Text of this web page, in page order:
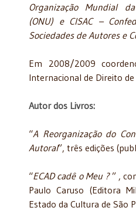
Organização Mundial
(ONU) e CISAC –
Sociedades de Autores e
Em 2008/2009
Internacional de Direito de
Autor dos Livros:
“A Reorganização do
Autoral”, três edições
“ECAD cadê o Meu ?” ,
Paulo Caruso (Editora
Estado da Cultura de São